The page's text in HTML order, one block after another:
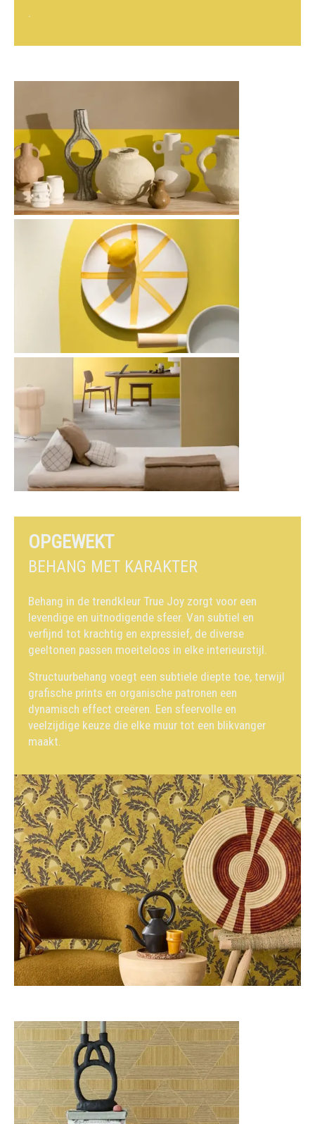
OPGEWEKT
BEHANG MET KARAKTER
Behang in de trendkleur True Joy zorgt voor een
levendige en uitnodigende sfeer. Van subtiel en
verfijnd tot krachtig en expressief, de diverse
geeltonen passen moeiteloos in elke interieurstijl.
Structuurbehang voegt een subtiele diepte toe, terwijl
grafische prints en organische patronen een
dynamisch effect creëren. Een sfeervolle en
veelzijdige keuze die elke muur tot een blikvanger
maakt.